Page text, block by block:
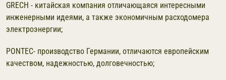
GRECH - китайская компания отличающаяся интересными
инженерными идеями, а также экономичным расходомера
электроэнергии;
PONTEC- производство Германии, отличаются европейским
качеством, надежностью, долговечностью;